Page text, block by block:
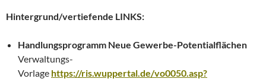
Hintergrund/vertiefende LINKS:
Handlungsprogramm Neue Gewerbe-Potentialflächen
Verwaltungs-
Vorlage https://ris.wuppertal.de/vo0050.asp?